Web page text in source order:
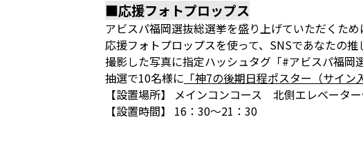
■応援フォトプロップス
アビスパ福岡選抜総選挙を盛り上げていただくた
応援フォトプロップスを使って、SNSであなたの
撮影した写真に指定ハッシュタグ「#アビスパ福岡
抽選で10名様に 「神7の後期日程ポスター（サイ
【設置場所】 メインコンコース 北側エレベータ
【設置時間】 16：30～21：30